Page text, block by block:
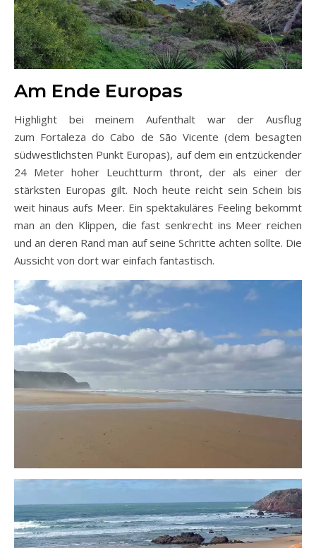
Am Ende Europas
Highlight bei meinem Aufenthalt war der Ausflug
zum Fortaleza do Cabo de São Vicente (dem besagten
südwestlichsten Punkt Europas), auf dem ein entzückender
24 Meter hoher Leuchtturm thront, der als einer der
stärksten Europas gilt. Noch heute reicht sein Schein bis
weit hinaus aufs Meer. Ein spektakuläres Feeling bekommt
man an den Klippen, die fast senkrecht ins Meer reichen
und an deren Rand man auf seine Schritte achten sollte. Die
Aussicht von dort war einfach fantastisch.